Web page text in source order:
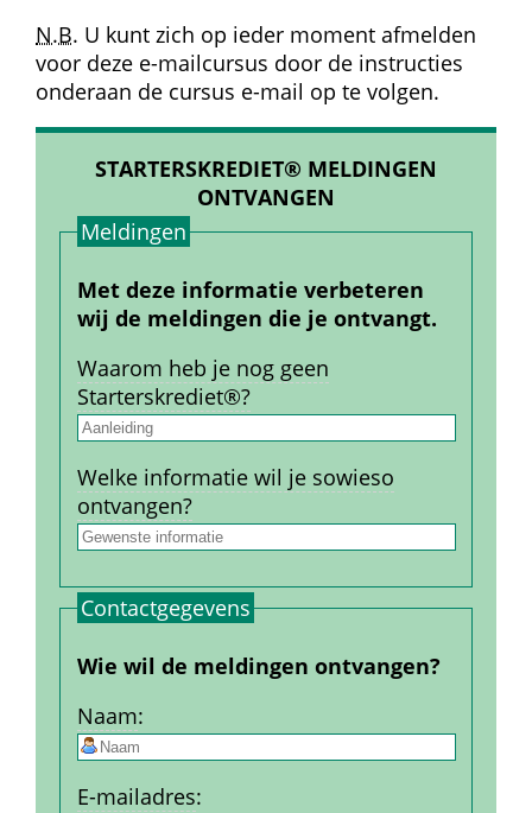
N.B. U kunt zich op ieder moment afmelden
voor deze e-mailcursus door de instructies
onderaan de cursus e-mail op te volgen.
STARTERSKREDIET® MELDINGEN
ONTVANGEN
Meldingen
Met deze informatie verbeteren
wij de meldingen die je ontvangt.
Waarom heb je nog geen
Starterskrediet®?
Welke informatie wil je sowieso
ontvangen?
Contact­gegevens
Wie wil de meldingen ontvangen?
Naam:
E-mailadres: